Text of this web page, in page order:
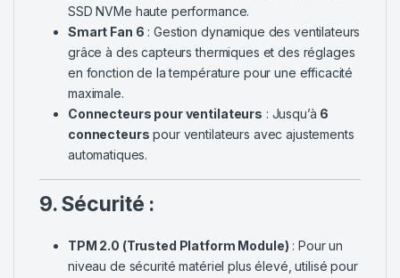
SSD NVMe haute performance.
Smart Fan 6 : Gestion dynamique des ventilateurs
grâce à des capteurs thermiques et des réglages
en fonction de la température pour une efficacité
maximale.
Connecteurs pour ventilateurs : Jusqu’à 6
connecteurs pour ventilateurs avec ajustements
automatiques.
9. Sécurité :
TPM 2.0 (Trusted Platform Module) : Pour un
niveau de sécurité matériel plus élevé, utilisé pour